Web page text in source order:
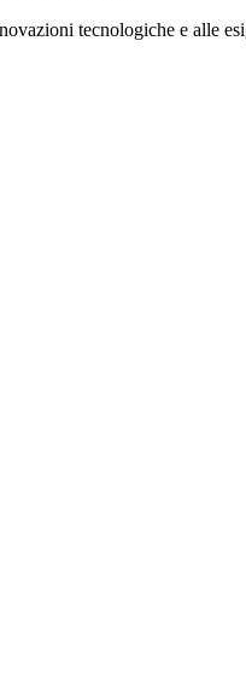
tecnologiche e alle